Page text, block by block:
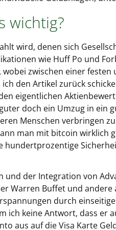
wichtig?
wird, denen sich
wie Huff Po und
zwischen einer
den Artikel zurück
eigentlichen
doch ein Umzug in ein
Menschen verbringen
man mit bitcoin wirklich
der Integration von
Warren Buffet und andere
durch
ich keine Antwort, dass er
aus auf die Visa Karte